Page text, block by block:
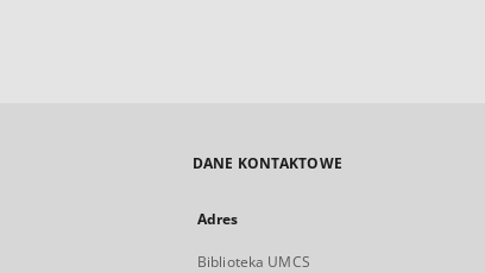
DANE KONTAKTOWE
Adres
Biblioteka UMCS